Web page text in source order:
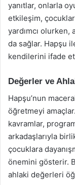
yanıtlar, onlarla
etkileşim,
yardımcı olurken,
da sağlar. Hapşu
kendilerini ifade
Değerler ve
Hapşu’nun
öğretmeyi
kavramlar,
arkadaşlarıyla
çocuklara
önemini gösterir.
ahlaki değerleri